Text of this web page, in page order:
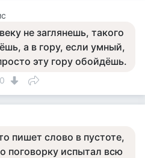
не заглянешь, такого
а в гору, если умный,
эту гору обойдёшь.
0
пишет слово в пустоте,
поговорку испытал всю